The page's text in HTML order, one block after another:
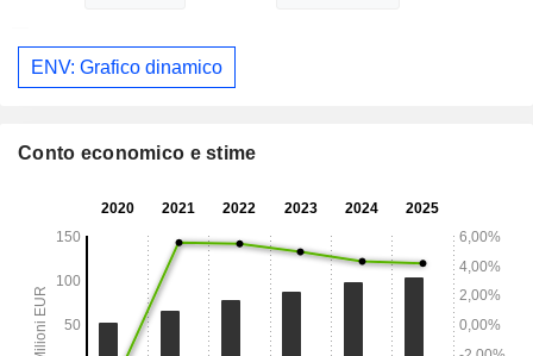
ENV: Grafico dinamico
Conto economico e stime